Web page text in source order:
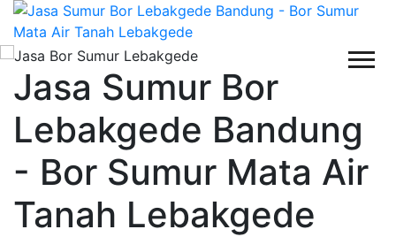
Jasa Sumur Bor
Lebakgede Bandung
- Bor Sumur Mata Air
Tanah Lebakgede